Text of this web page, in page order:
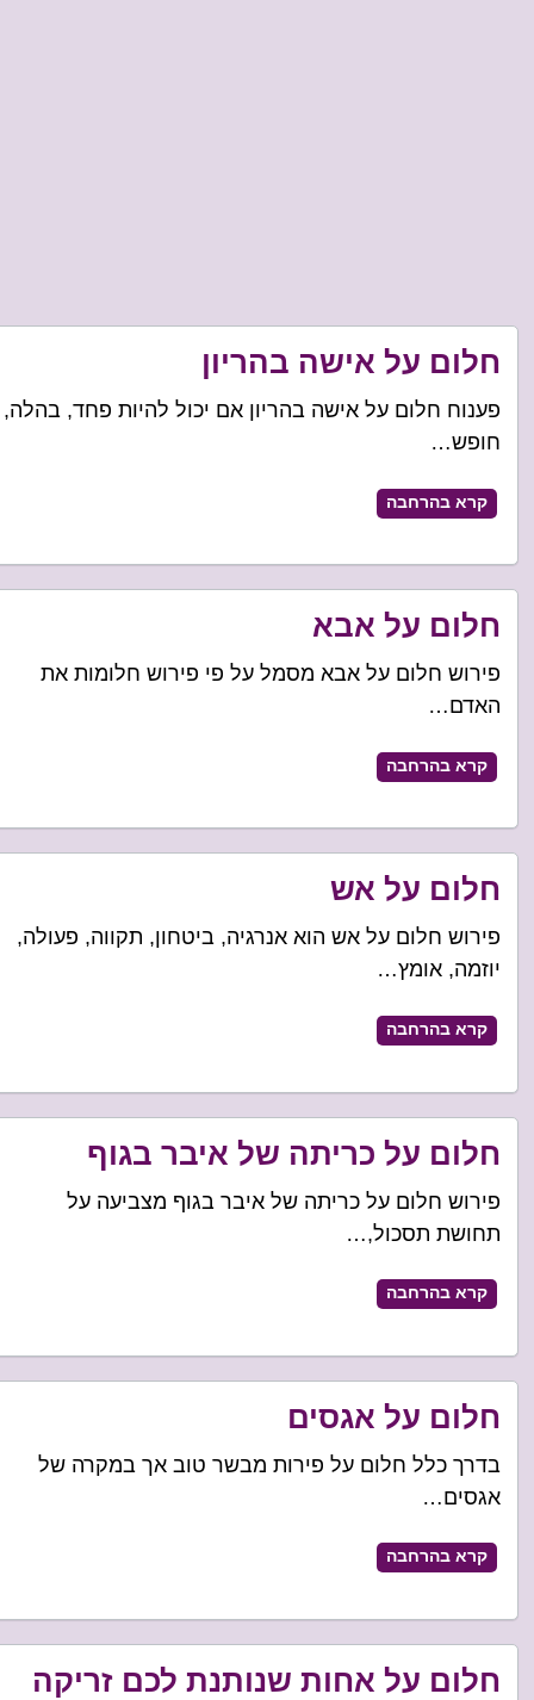
חלום על אישה בהריון
פענוח חלום על אישה בהריון אם יכול להיות פחד, בהלה,
חופש…
קרא בהרחבה
חלום על אבא
פירוש חלום על אבא מסמל על פי פירוש חלומות את
האדם…
קרא בהרחבה
חלום על אש
פירוש חלום על אש הוא אנרגיה, ביטחון, תקווה, פעולה,
יוזמה, אומץ…
קרא בהרחבה
חלום על כריתה של איבר בגוף
פירוש חלום על כריתה של איבר בגוף מצביעה על
תחושת תסכול,…
קרא בהרחבה
חלום על אגסים
בדרך כלל חלום על פירות מבשר טוב אך במקרה של
אגסים…
קרא בהרחבה
חלום על אחות שנותנת לכם זריקה